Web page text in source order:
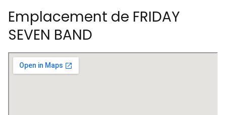
Emplacement de FRIDAY
SEVEN BAND